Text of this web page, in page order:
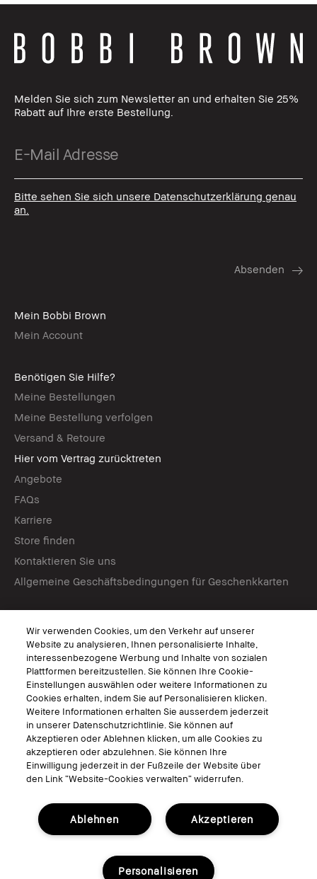
Melden Sie sich zum Newsletter an und erhalten Sie 25%
Rabatt auf Ihre erste Bestellung.
Bitte sehen Sie sich unsere Datenschutzerklärung genau
an.
Mein Bobbi Brown
Mein Account
Benötigen Sie Hilfe?
Meine Bestellungen
Meine Bestellung verfolgen
Versand & Retoure
Hier vom Vertrag zurücktreten
Angebote
FAQs
Karriere
Store finden
Kontaktieren Sie uns
Allgemeine Geschäftsbedingungen für Geschenkkarten
Virtuelle Beratungen
Bobbi Brown Live
Virtual Try-On
Folgen
Allgemeine Geschäftsbedingungen
Nutzungsbedingungen
Datenschutzerklärung
Wir verwenden Cookies, um den Verkehr auf unserer
Website zu analysieren, Ihnen personalisierte Inhalte,
interessenbezogene Werbung und Inhalte von sozialen
Plattformen bereitzustellen. Sie können Ihre Cookie-
Einstellungen auswählen oder weitere Informationen zu
Cookies erhalten, indem Sie auf Personalisieren klicken.
Weitere Informationen erhalten Sie ausserdem jederzeit
in unserer Datenschutzrichtlinie. Sie können auf
Akzeptieren oder Ablehnen klicken, um alle Cookies zu
akzeptieren oder abzulehnen. Sie können Ihre
Einwilligung jederzeit in der Fußzeile der Website über
den Link “Website-Cookies verwalten“ widerrufen.
Akzeptieren
Ablehnen
Personalisieren